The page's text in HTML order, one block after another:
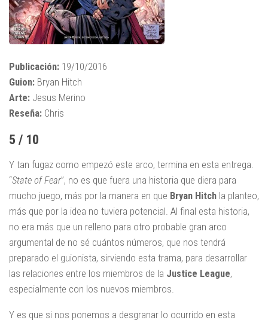
Publicación: 19/10/2016
Guion: Bryan Hitch
Arte: Jesus Merino
Reseña: Chris
5 / 10
Y tan fugaz como empezó este arco, termina en esta entrega.
“State of Fear”, no es que fuera una historia que diera para
mucho juego, más por la manera en que Bryan Hitch la planteo,
más que por la idea no tuviera potencial. Al final esta historia,
no era más que un relleno para otro probable gran arco
argumental de no sé cuántos números, que nos tendrá
preparado el guionista, sirviendo esta trama, para desarrollar
las relaciones entre los miembros de la Justice League,
especialmente con los nuevos miembros.
Y es que si nos ponemos a desgranar lo ocurrido en esta